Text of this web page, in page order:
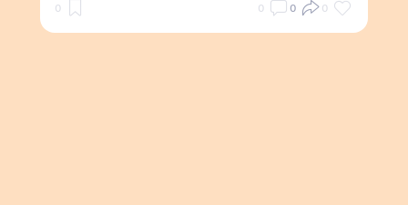
0 0 0 0